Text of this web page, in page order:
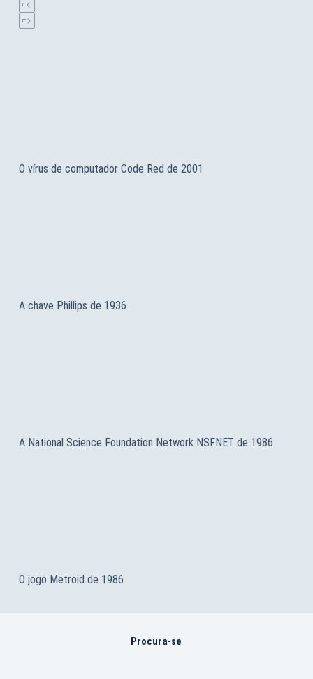
O vírus de computador Code Red de 2001
A chave Phillips de 1936
A National Science Foundation Network NSFNET de 1986
O jogo Metroid de 1986
Procura-se